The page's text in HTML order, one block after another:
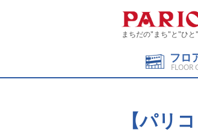
まちだの"まち"と"ひと
フロ
FLOOR
【パリ